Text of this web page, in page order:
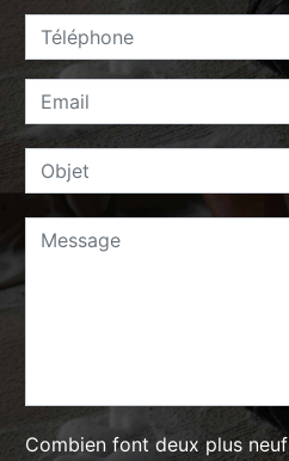
Combien font deux plus neuf